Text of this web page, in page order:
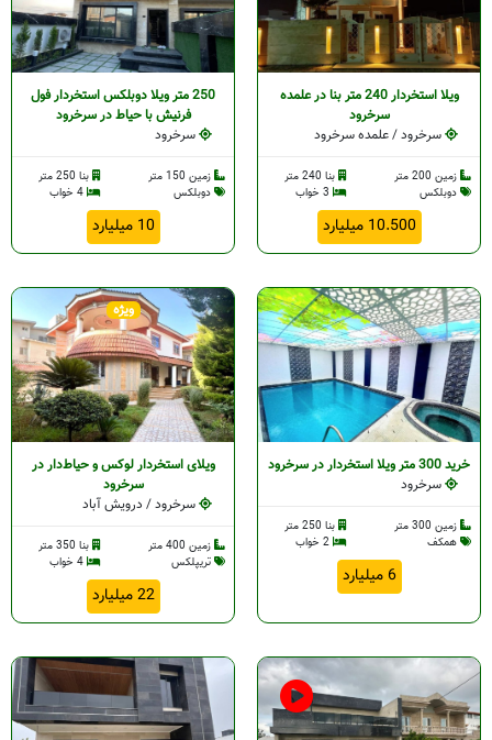
ویلا استخردار 240 متر بنا در علمده
سرخرود
سرخرود / علمده سرخرود
زمین 200 متر
بنا 240 متر
دوبلکس
10.500 میلیارد
250 متر ویلا دوبلکس استخردار فول
فرنیش با حیاط در سرخرود
سرخرود
زمین 150 متر
بنا 250 متر
دوبلکس
10 میلیارد
خرید 300 متر ویلا استخردار در سرخرود
سرخرود
زمین 300 متر
بنا 250 متر
همکف
6 میلیارد
ویژه
ویلای استخردار لوکس و حیاط‌دار در
سرخرود
سرخرود / درویش آباد
زمین 400 متر
بنا 350 متر
تریپلکس
22 میلیارد